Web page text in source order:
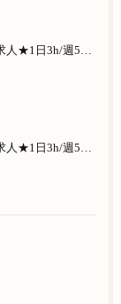
【東京都練馬区練馬】清掃求人★1日3h/週5日/祝日お休み★南田中在住の方歓迎
【東京都練馬区練馬】清掃求人★1日3h/週5日/祝日お休み★南大泉在住の方歓迎